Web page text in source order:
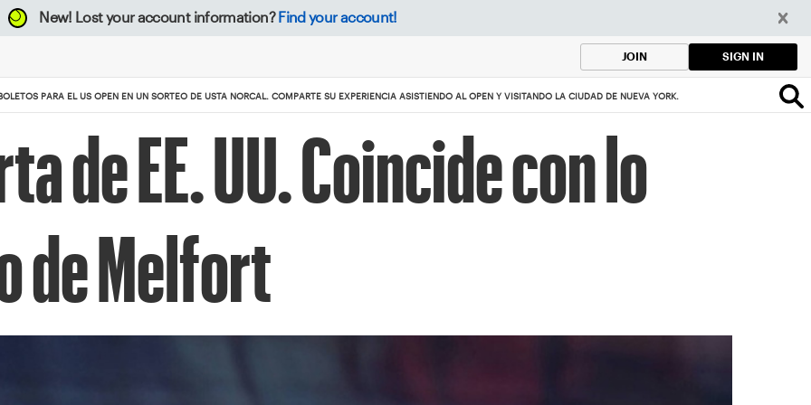
New! Lost your account information? Find your account!
JOIN SIGN IN
PARA EL US OPEN EN UN SORTEO DE USTA NORCAL. COMPARTE SU EXPERIENCIA ASISTIENDO AL OPEN Y VISITANDO LA CIUDAD DE NUEVA YORK.
de EE. UU. Coincide con lo
de Melfort